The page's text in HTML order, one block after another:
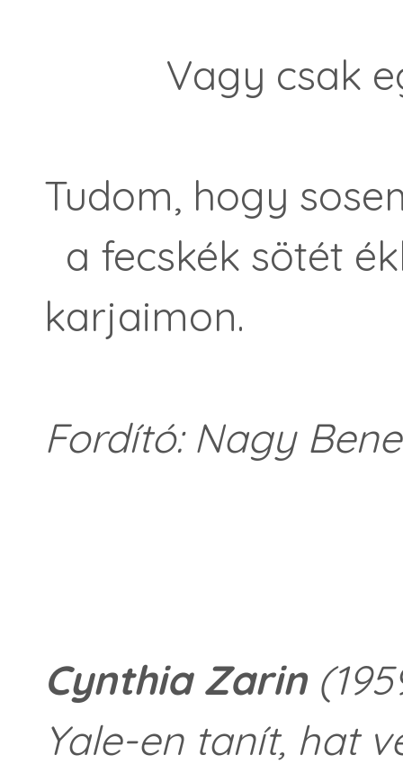
Vagy csak
Tudom, hogy
a fecskék sötét
karjaimon.
Fordító: Nagy
Cynthia Zarin
Yale-en tanít, hat